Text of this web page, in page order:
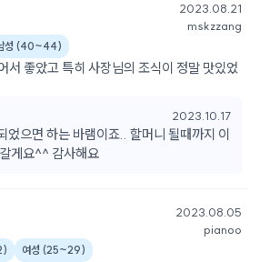
2023.08.21
mskzzang
성 (40~44)
서 좋았고 특히 사장님의 조식이 정말 맛있었
2023.10.17
었으면 하는 바램이죠.. 할머니 될때까지 이
게요^^ 감사해요
2023.08.05
pianoo
) 여성 (25~29)